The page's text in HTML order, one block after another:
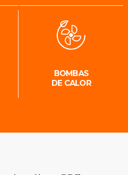
BOMBAS
DE CALOR